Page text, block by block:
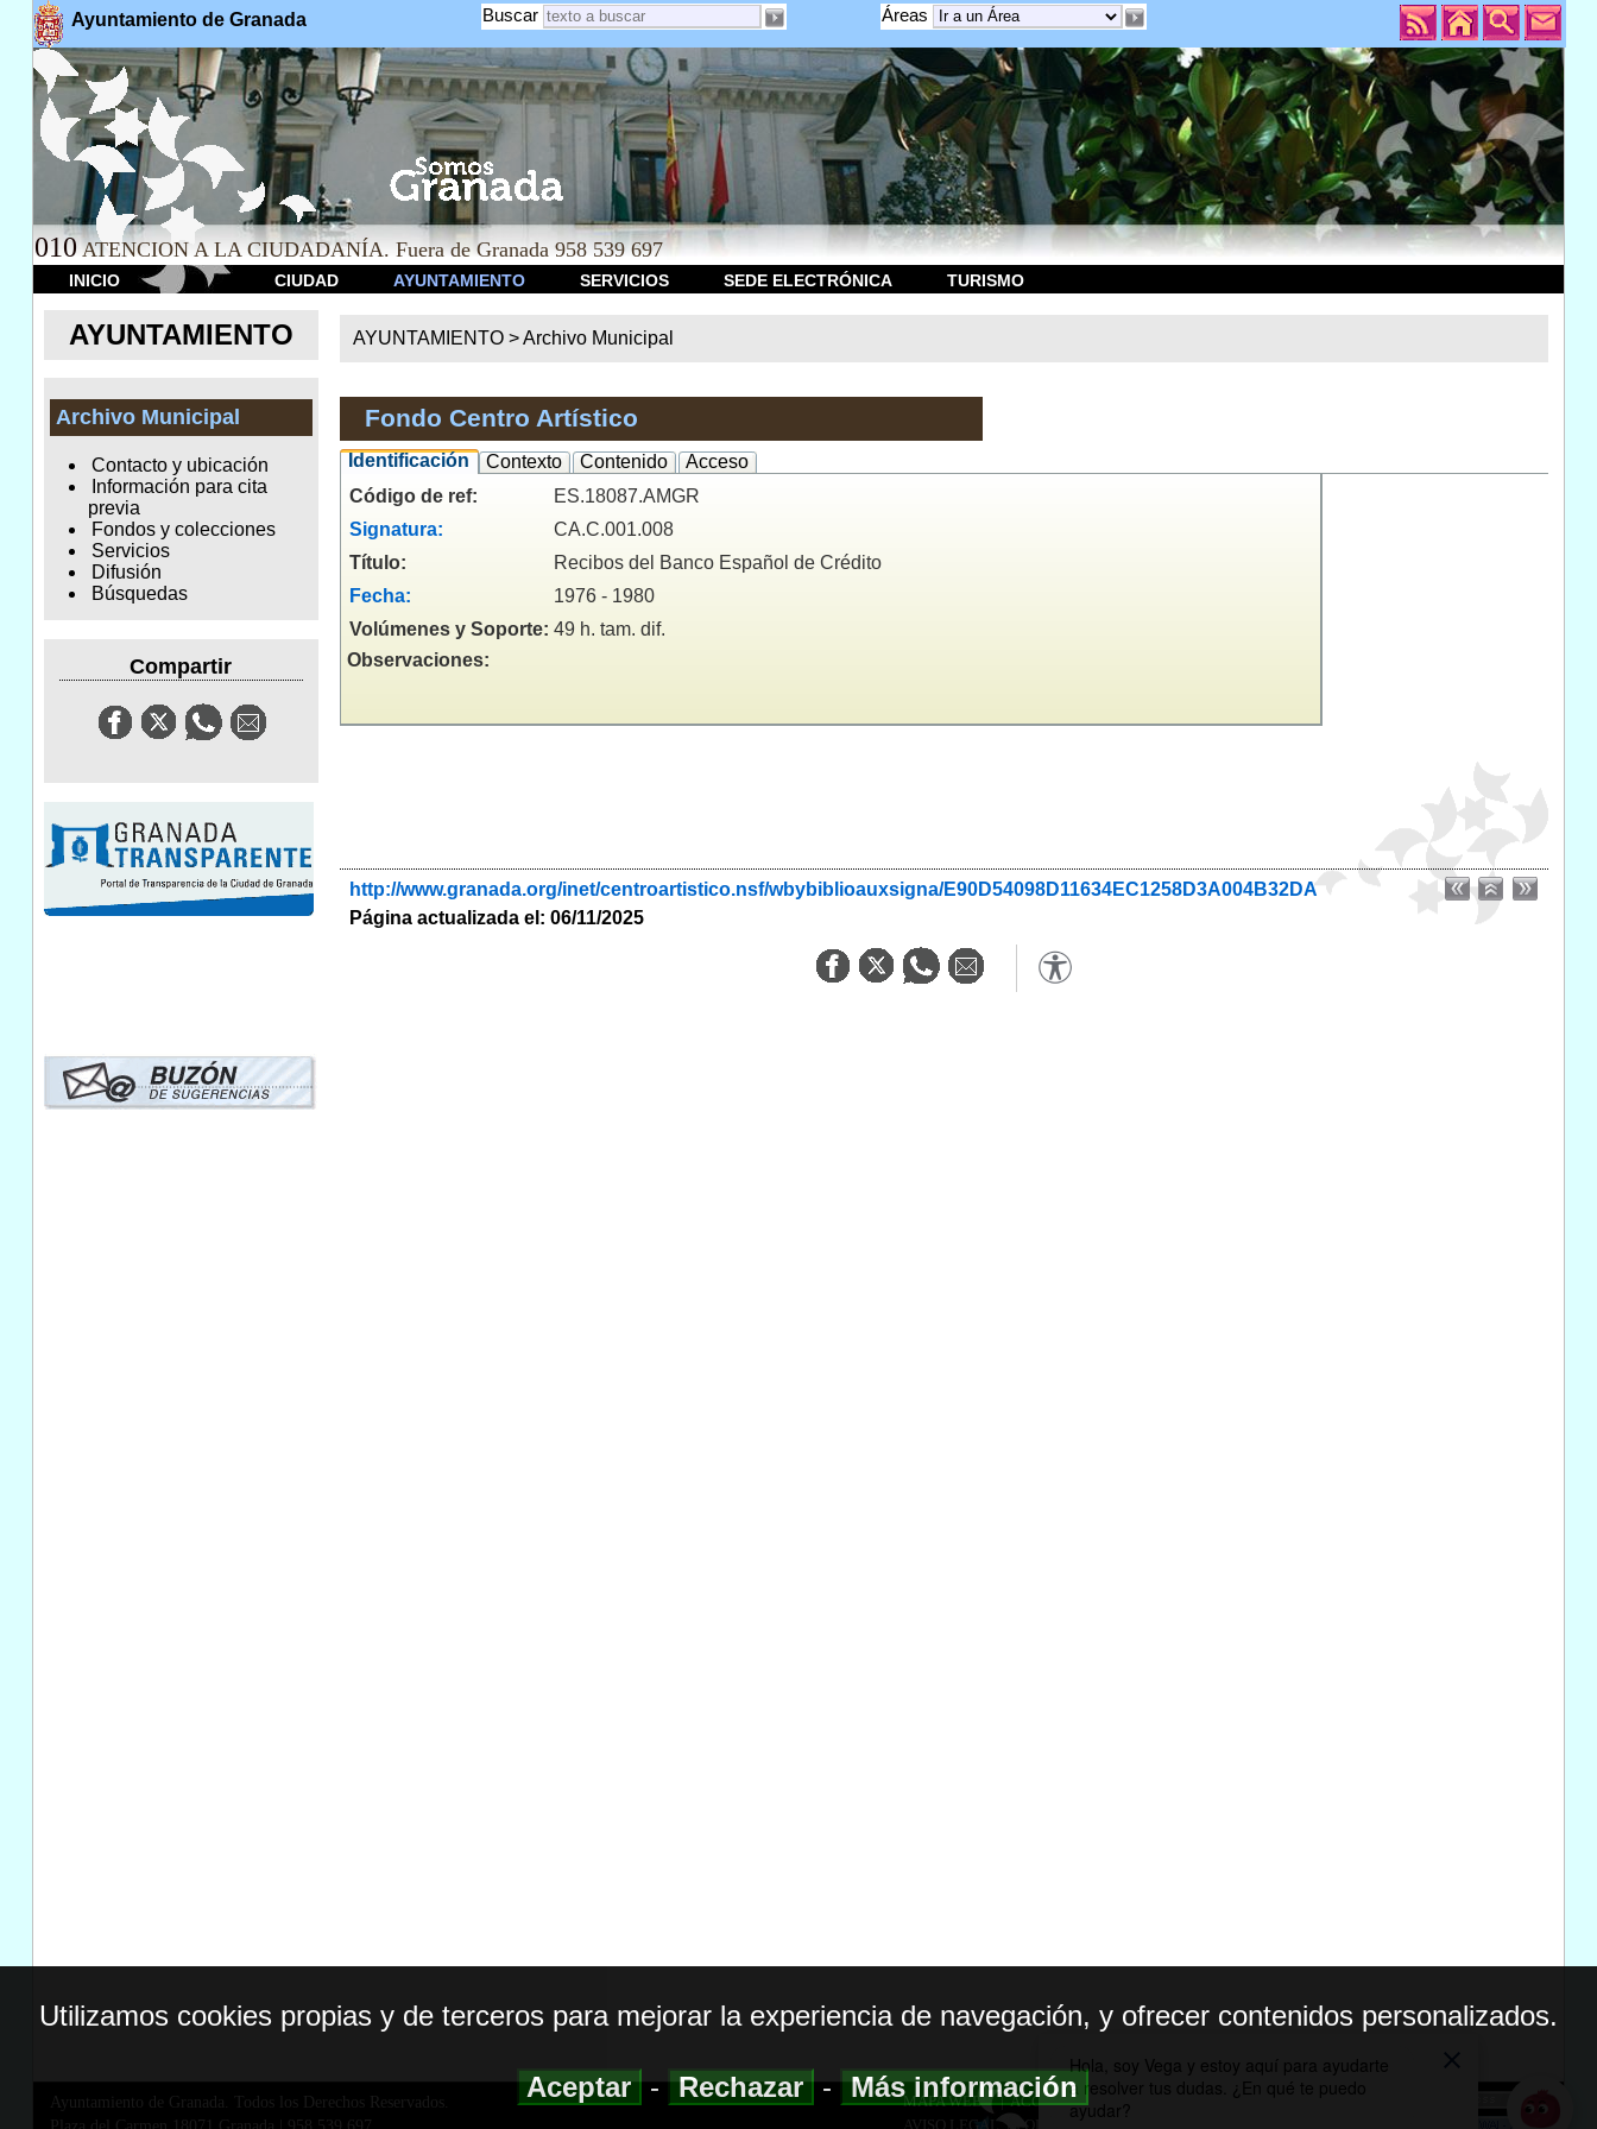
Ayuntamiento de Granada Áreas
Buscar
010 ATENCION A LA CIUDADANÍA. Fuera de Granada 958 539 697
INICIO CIUDAD AYUNTAMIENTO SERVICIOS SEDE ELECTRÓNICA TURISMO
AYUNTAMIENTO
Archivo Municipal
Contacto y ubicación
Información para cita
previa
Fondos y colecciones
Servicios
Difusión
Búsquedas
Compartir
AYUNTAMIENTO >Archivo Municipal
Fondo Centro Artístico
Identificación Contexto Contenido
Acceso
Código de ref:
ES.18087.AMGR
Signatura:
CA.C.001.008
Título:
Recibos del Banco Español de Crédito
Fecha:
1976 - 1980
Volúmenes y Soporte: 49 h. tam. dif.
Observaciones:
http://www.granada.org/inet/centroartistico.nsf/wbybiblioauxsigna/E90D54098D11634EC1258D3A004B32DA
Página actualizada el: 06/11/2025
Ayuntamiento de Granada. Todos los Derechos Reservados.
MAPA WEB|ACCESIBILIDAD
AVISO LEGAL| POLITICA DE PRIVACIDAD
Utilizamos cookies propias y de terceros para mejorar la experiencia de navegación, y ofrecer contenidos personalizados.
Aceptar-Rechazar-Más información